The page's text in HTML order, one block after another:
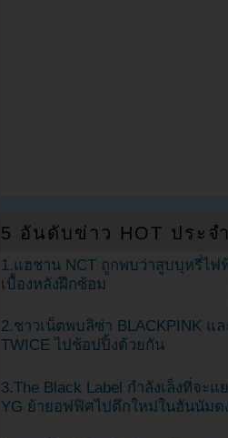
5 อันดับข่าว HOT ประจ
1.แฮชาน NCT ถูกพบว่าสูบบุหรี่ไฟฟ้
เบื้องหลังฝึกซ้อม
2.ชาวเน็ตพบลิซ่า BLACKPINK แล
TWICE ไปช้อปปิ้งด้วยกัน
3.The Black Label กำลังเล็งที่จะแ
YG ย้ายอฟฟิศไปตึกใหม่ในฮันนัมด